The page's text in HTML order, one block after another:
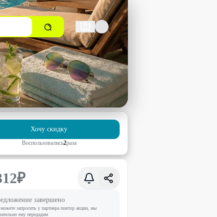
Хочу скидку
Воспользовались2раза
₽
завершено
запросить у партнера повтор акции, мы
ему передадим